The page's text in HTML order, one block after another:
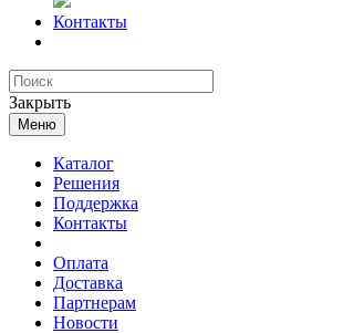
Контакты
Закрыть
Меню
Каталог
Решения
Поддержка
Контакты
Оплата
Доставка
Партнерам
Новости